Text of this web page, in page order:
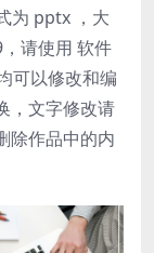
为 pptx ，大
，请使用 软件
可以修改和编
，文字修改请
除作品中的内